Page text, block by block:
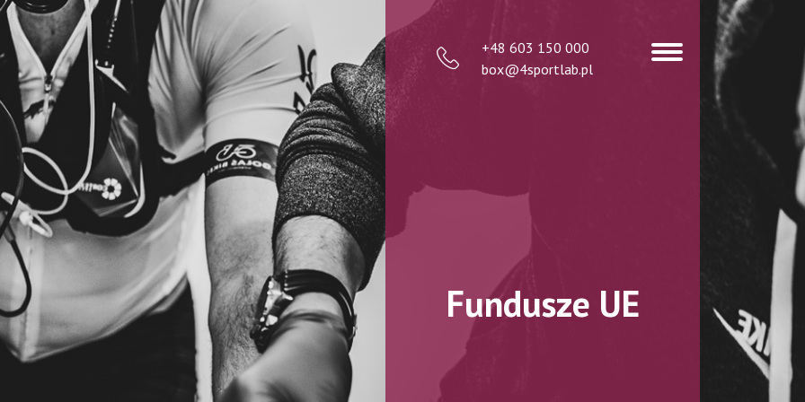
+48 603 150 000
box@4sportlab.pl
Fundusze UE